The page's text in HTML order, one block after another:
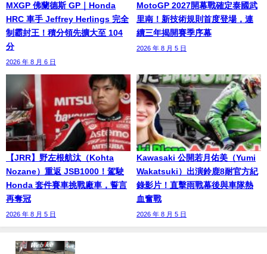
MXGP 佛蘭德斯 GP｜Honda
HRC 車手 Jeffrey Herlings 完全
制霸封王！積分領先擴大至 104
分
2026 年 8 月 6 日
MotoGP 2027開幕戰確定泰國武
里南！新技術規則首度登場，連
續三年揭開賽季序幕
2026 年 8 月 5 日
【JRR】野左根航汰（Kohta
Nozane）重返 JSB1000！駕駛
Honda 套件賽車挑戰廠車，誓言
再奪冠
2026 年 8 月 5 日
Kawasaki 公開若月佑美（Yumi
Wakatsuki）出演鈴鹿8耐官方紀
錄影片！直擊雨戰幕後與車隊熱
血奮戰
2026 年 8 月 5 日